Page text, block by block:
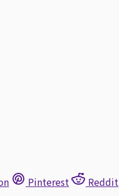
Pinterest Reddit